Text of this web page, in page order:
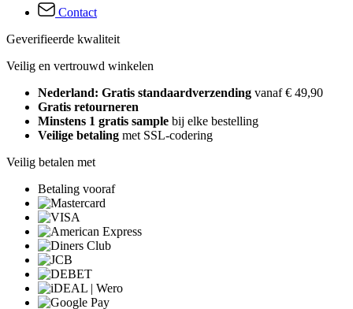
Contact
Geverifieerde kwaliteit
Veilig en vertrouwd winkelen
Nederland: Gratis standaardverzending vanaf € 49,90
Gratis retourneren
Minstens 1 gratis sample bij elke bestelling
Veilige betaling met SSL-codering
Veilig betalen met
Betaling vooraf